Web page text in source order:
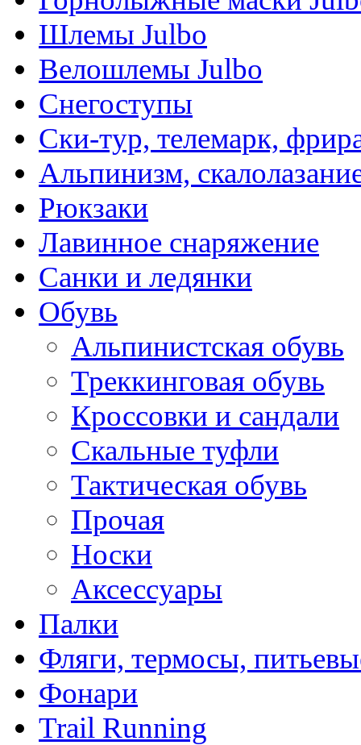
Шлемы Julbo
Велошлемы Julbo
Снегоступы
Ски-тур, телемарк,
Альпинизм,
Рюкзаки
Лавинное снаряжение
Санки и ледянки
Обувь
Альпинистская обувь
Треккинговая обувь
Кроссовки и сандали
Скальные туфли
Тактическая обувь
Прочая
Носки
Аксессуары
Палки
Фляги, термосы,
Фонари
Trail Running